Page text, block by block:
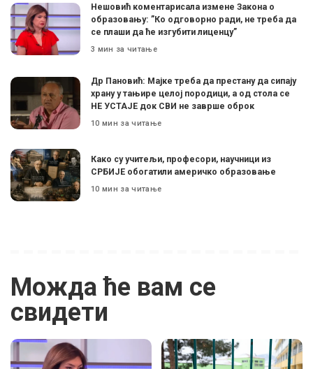
Нешовић коментарисала измене Закона о
образовању: ”Ко одговорно ради, не треба да
се плаши да ће изгубити лиценцу”
3 мин за читање
Др Пановић: Мајке треба да престану да сипају
храну у тањире целој породици, а од стола се
НЕ УСТАЈЕ док СВИ не заврше оброк
10 мин за читање
Како су учитељи, професори, научници из
СРБИЈЕ обогатили америчко образовање
10 мин за читање
Можда ће вам се
свидети